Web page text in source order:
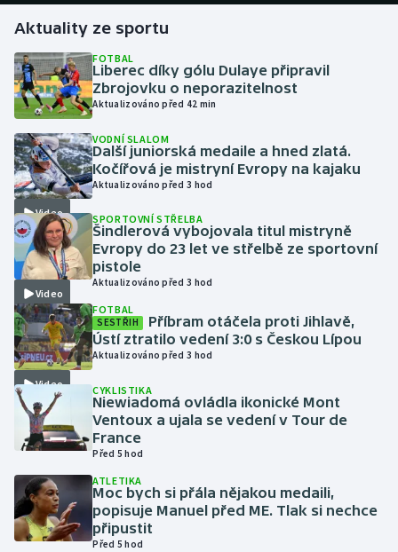
Dostihy
Florbal
Futsal
Golf
Gymnastika
Házená
Jezdectví
Judo
Krasobruslení
Lezení
Lyže a snowboard
Moderní pětiboj
Motorsport
Aktuality ze sportu
FOTBAL
Liberec díky gólu Dulaye připravil
Zbrojovku o neporazitelnost
Aktualizováno před 42 min
Video
VODNÍ SLALOM
Další juniorská medaile a hned zlatá.
Kočířová je mistryní Evropy na kajaku
Aktualizováno před 3 hod
Video
SPORTOVNÍ STŘELBA
Šindlerová vybojovala titul mistryně
Evropy do 23 let ve střelbě ze sportovní
pistole
Aktualizováno před 3 hod
Video
FOTBAL
SESTŘIH
Příbram otáčela proti Jihlavě,
Ústí ztratilo vedení 3:0 s Českou Lípou
Aktualizováno před 3 hod
CYKLISTIKA
Niewiadomá ovládla ikonické Mont
Ventoux a ujala se vedení v Tour de
France
Před 5 hod
ATLETIKA
Moc bych si přála nějakou medaili,
popisuje Manuel před ME. Tlak si nechce
připustit
Před 5 hod